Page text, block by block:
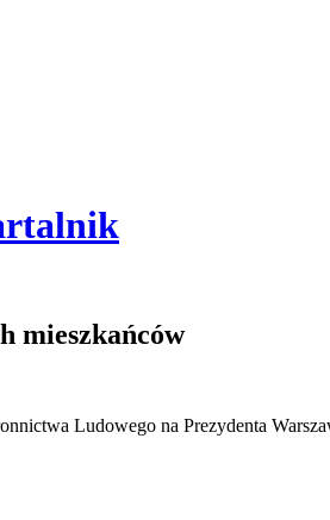
mieszkańców
Ludowego na Prezydenta